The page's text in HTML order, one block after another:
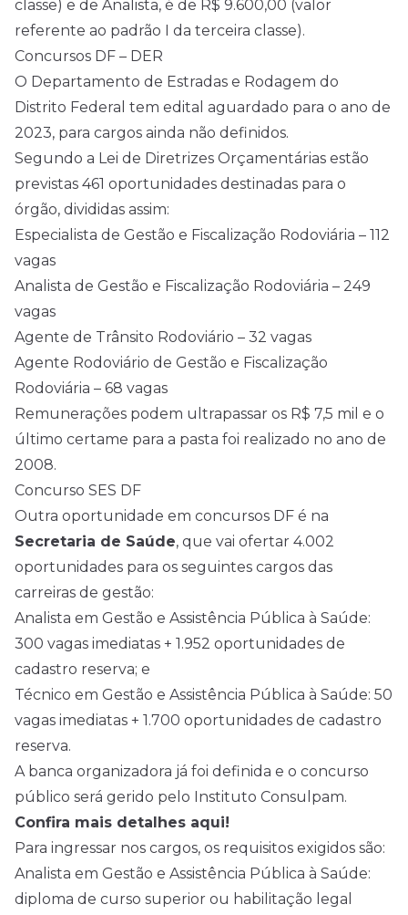
classe) e de Analista, é de R$ 9.600,00 (valor
referente ao padrão I da terceira classe).
Concursos DF – DER
O Departamento de Estradas e Rodagem do
Distrito Federal tem edital aguardado para o ano de
2023, para cargos ainda não definidos.
Segundo a Lei de Diretrizes Orçamentárias estão
previstas 461 oportunidades destinadas para o
órgão, divididas assim:
Especialista de Gestão e Fiscalização Rodoviária – 112
vagas
Analista de Gestão e Fiscalização Rodoviária – 249
vagas
Agente de Trânsito Rodoviário – 32 vagas
Agente Rodoviário de Gestão e Fiscalização
Rodoviária – 68 vagas
Remunerações podem ultrapassar os R$ 7,5 mil e o
último certame para a pasta foi realizado no ano de
2008.
Concurso SES DF
Outra oportunidade em concursos DF é na
Secretaria de Saúde, que vai ofertar 4.002
oportunidades para os seguintes cargos das
carreiras de gestão:
Analista em Gestão e Assistência Pública à Saúde:
300 vagas imediatas + 1.952 oportunidades de
cadastro reserva; e
Técnico em Gestão e Assistência Pública à Saúde: 50
vagas imediatas + 1.700 oportunidades de cadastro
reserva.
A banca organizadora já foi definida e o concurso
público será gerido pelo Instituto Consulpam.
Confira mais detalhes aqui!
Para ingressar nos cargos, os requisitos exigidos são:
Analista em Gestão e Assistência Pública à Saúde:
diploma de curso superior ou habilitação legal